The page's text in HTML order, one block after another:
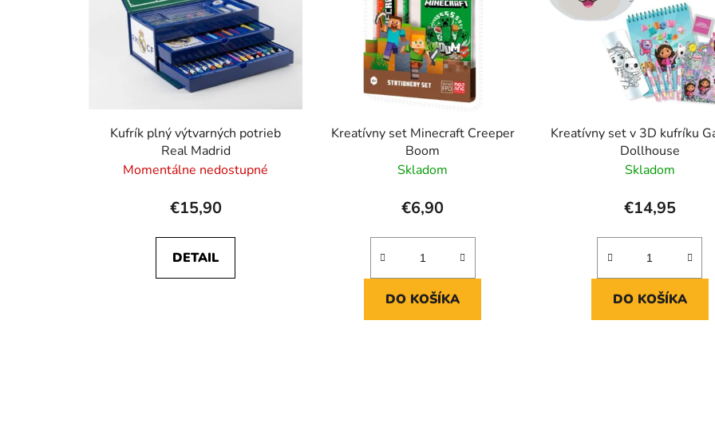
Kufrík plný výtvarných potrieb
Real Madrid
Momentálne nedostupné
€15,90
DETAIL
Kreatívny set Minecraft Creeper
Boom
Skladom
€6,90
DO KOŠÍKA
Kreatívny set v 3D kufríku
Dollhouse
Skladom
€14,95
DO KOŠÍKA